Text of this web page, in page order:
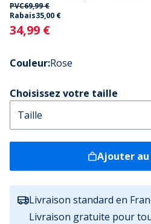
PVC69,99 €
Rabais35,00 €
Current
34,99 €
Couleur:Rose
Choisissez votre taille
Ajouter
Livraison standard en
Livraison gratuite pour